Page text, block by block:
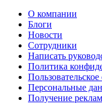
О компании
Блоги
Новости
Сотрудники
Написать
Политика
Персональные
Получение